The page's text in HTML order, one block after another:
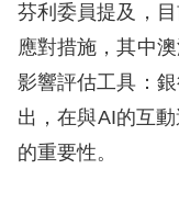
全
政
策
隱
芬利委員提及，
應對措施，其中
影響評估工具：
出，在與AI的互
的重要性。